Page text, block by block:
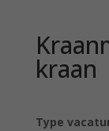
kraan
Type